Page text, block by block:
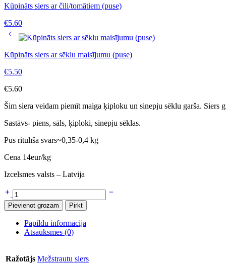
Kūpināts siers ar čili/tomātiem (puse)
€5.60
Kūpināts siers ar sēklu maisījumu (puse)
€5.50
€5.60
Šim siera veidam piemīt maiga ķiploku un sinepju sēklu garša. Siers
Sastāvs- piens, sāls, ķiploki, sinepju sēklas.
Pus ritulīša svars~0,35-0,4 kg
Cena 14eur/kg
Izcelsmes valsts – Latvija
Pievienot grozam Pirkt
Papildu informācija
Atsauksmes (0)
Ražotājs Mežstrautu siers